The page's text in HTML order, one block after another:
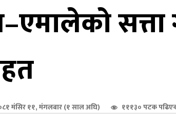
मंसिर ११, मंगलबार (१ साल अघि) १११३० पटक